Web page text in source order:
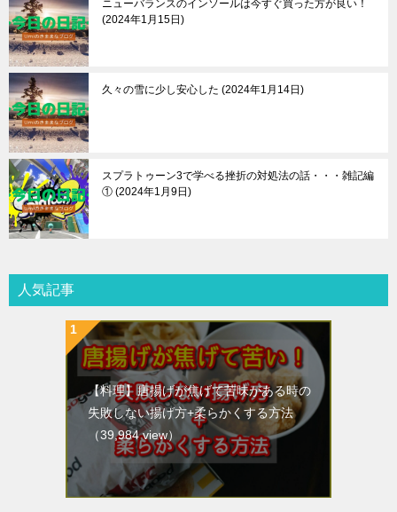
ニューバランスのインソールは今すぐ買った方が良い！
2024年1月15日
久々の雪に少し安心した 2024年1月14日
スプラトゥーン3で学べる挫折の対処法の話・・・雑記編
① 2024年1月9日
人気記事
【料理】唐揚げが焦げて苦味がある時の
失敗しない揚げ方+柔らかくする方法
（39,984 view）